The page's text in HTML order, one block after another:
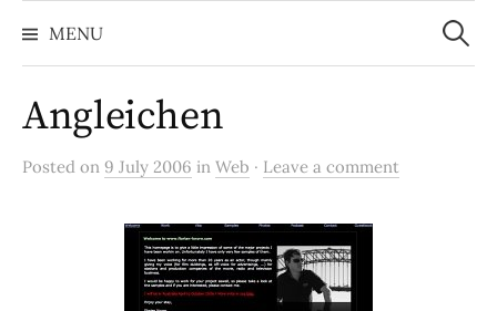
to
content
MENU
Search
for:
Angleichen
Posted on 9 July 2006 in Web · Leave a comment